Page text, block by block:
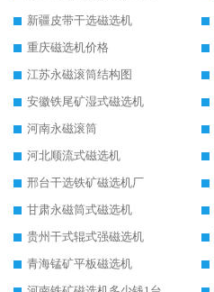
新疆皮带干选磁选机
重庆磁选机价格
江苏永磁滚筒结构图
安徽铁尾矿湿式磁选机
河南永磁滚筒
河北顺流式磁选机
邢台干选铁矿磁选机厂
甘肃永磁筒式磁选机
贵州干式辊式强磁选机
青海锰矿平板磁选机